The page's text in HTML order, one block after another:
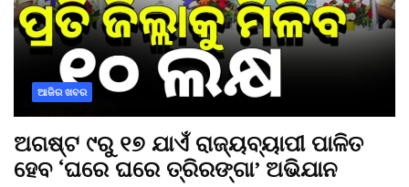
ଆଜିର ଖବର
ଅଗଷ୍ଟ ୯ରୁ ୧୭ ଯାଏଁ ରାଜ୍ୟବ୍ୟାପୀ ପାଳିତ
ହେବ ‘ଘରେ ଘରେ ତ୍ରିରଙ୍ଗା’ ଅଭିଯାନ